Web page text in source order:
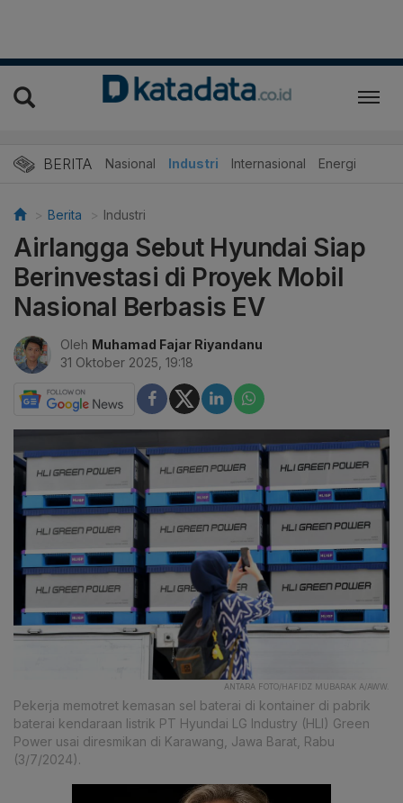
BERITA Nasional Industri Internasional Energi
Berita Industri
Airlangga Sebut Hyundai Siap
Berinvestasi di Proyek Mobil
Nasional Berbasis EV
Oleh Muhamad Fajar Riyandanu
31 Oktober 2025, 19:18
ANTARA FOTO/HAFIDZ MUBARAK A/AWW.
Pekerja memotret kemasan sel baterai di kontainer di pabrik
baterai kendaraan listrik PT Hyundai LG Industry (HLI) Green
Power usai diresmikan di Karawang, Jawa Barat, Rabu
(3/7/2024).